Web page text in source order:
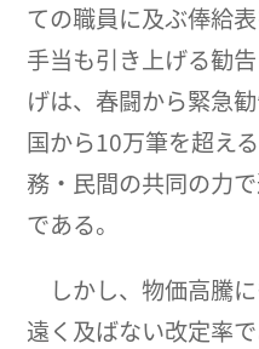
ての職員に及ぶ俸給
手当も引き上げる勧
げは、春闘から緊急
国から10万筆を超え
務・民間の共同の力
である。
しかし、物価高騰
遠く及ばない改定率